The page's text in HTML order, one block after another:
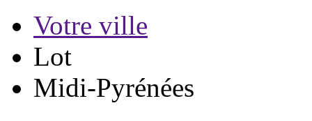
Votre ville
Lot
Midi-Pyrénées